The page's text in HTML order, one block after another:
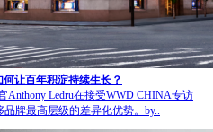
让百年积淀持续生长？
Anthony Ledru在接受WWD CHINA专访
牌最高层级的差异化优势。by..